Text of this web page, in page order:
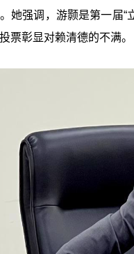
她强调，游颢是第一届“
票彰显对赖清德的不满。